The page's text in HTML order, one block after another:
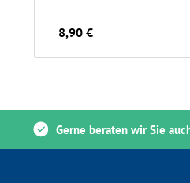
8,90 €
Gerne beraten wir Sie